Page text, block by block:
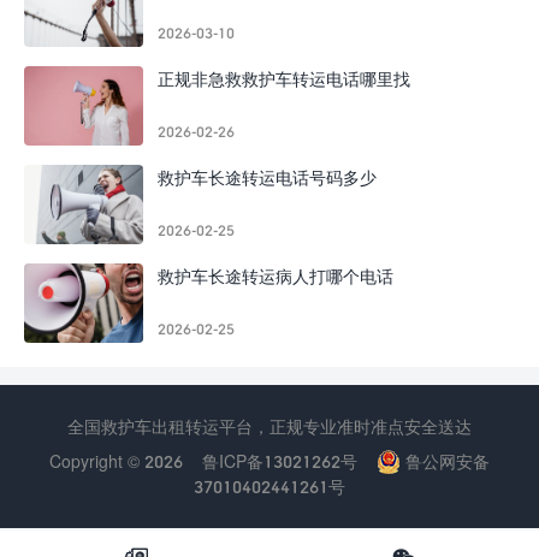
2026-03-10
正规非急救救护车转运电话哪里找
2026-02-26
救护车长途转运电话号码多少
2026-02-25
救护车长途转运病人打哪个电话
2026-02-25
全国救护车出租转运平台，正规专业准时准点安全送达
Copyright © 2026
鲁ICP备13021262号
鲁公网安备
37010402441261号